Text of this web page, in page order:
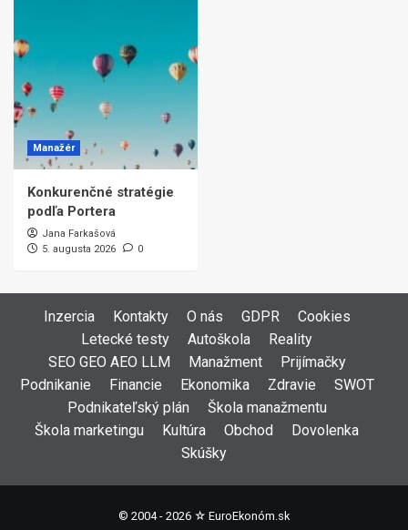
Manažér
Konkurenčné stratégie
podľa Portera
Jana Farkašová
5. augusta 2026
0
Inzercia Kontakty O nás GDPR
Cookies
Letecké testy
Autoškola
Reality
SEO GEO AEO LLM
Manažment
Prijímačky
Podnikanie
Financie Ekonomika Zdravie
SWOT
Podnikateľský plán
Škola manažmentu
Škola marketingu
Kultúra Obchod
Dovolenka
Skúšky
© 2004 - 2026 ☆ EuroEkonóm.sk